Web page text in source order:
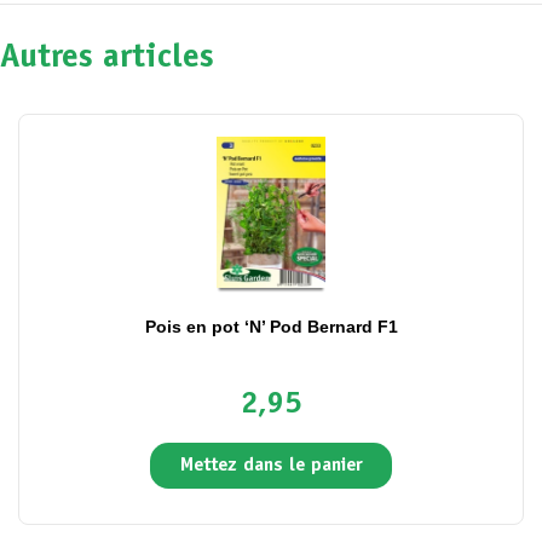
Autres articles
Pois en pot ‘N’ Pod Bernard F1
2,95
Mettez dans le panier